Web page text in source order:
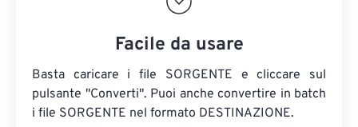
Facile da usare
Basta caricare i file SORGENTE e cliccare sul
pulsante "Converti". Puoi anche convertire in batch
i file SORGENTE nel formato DESTINAZIONE.